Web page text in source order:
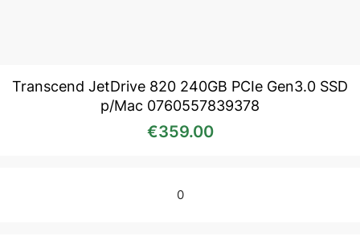
Transcend JetDrive 820 240GB PCIe Gen3.0 SSD
p/Mac 0760557839378
€359.00
0